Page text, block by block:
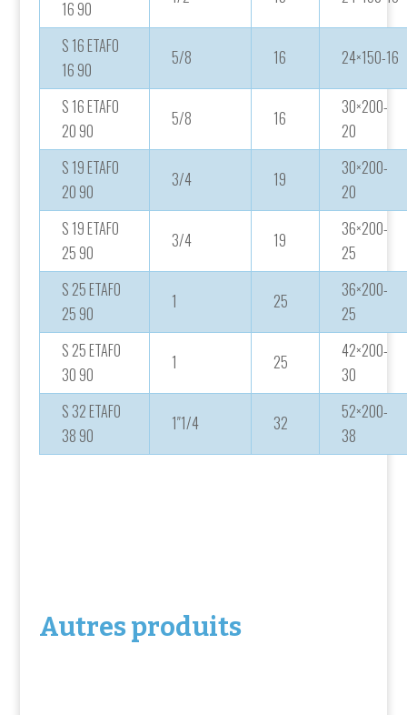
16 90
S 16 ETAFO
16 90
5/8 16 24×150-16
S 16 ETAFO
20 90
5/8 16
30×200-
20
S 19 ETAFO
20 90
3/4 19
30×200-
20
S 19 ETAFO
25 90
3/4 19
36×200-
25
S 25 ETAFO
25 90
1 25
36×200-
25
S 25 ETAFO
30 90
1 25
42×200-
30
S 32 ETAFO
38 90
1″1/4 32
52×200-
38
Autres produits